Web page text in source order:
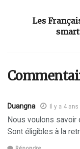
Les
Duangna Il y a 4 ans
Nous voulons savoir
Sont éligibles à la